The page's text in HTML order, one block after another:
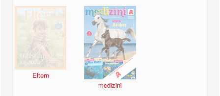
Eltern
medizini